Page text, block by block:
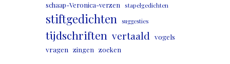
schaap-Veronica-verzen stapelgedichten
stiftgedichten suggesties
tijdschriften vertaald vogels
vragen zingen zoeken